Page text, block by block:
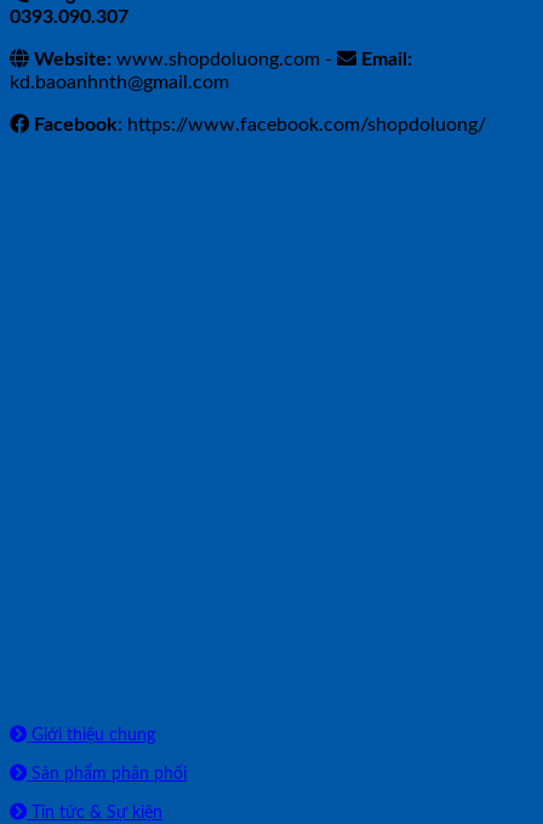
0393.090.307
Website: www.shopdoluong.com -
Email:
kd.baoanhnth@gmail.com
Facebook: https://www.facebook.com/shopdoluong/
Giới thiệu chung
Sản phẩm phân phối
Tin tức & Sự kiện